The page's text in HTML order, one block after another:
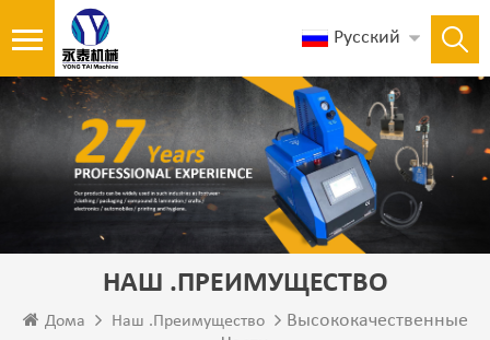
Русский
НАШ .ПРЕИМУЩЕСТВО
Дома Наш .преимущество
Высококачественные